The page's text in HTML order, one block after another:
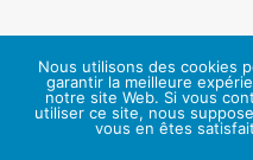
Nous utilisons des cookies
garantir la meilleure
notre site Web. Si vous
utiliser ce site, nous
vous en êtes